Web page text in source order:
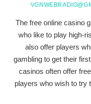
The free online casino
who like to play high-
also offer players
gambling to get their
casinos often offer
players who wish to try